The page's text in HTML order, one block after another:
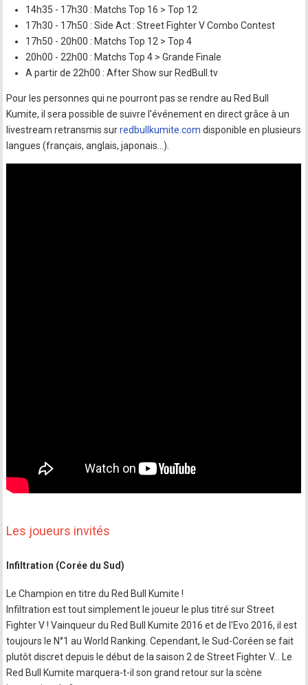
14h35 - 17h30 : Matchs Top 16 > Top 12
17h30 - 17h50 : Side Act : Street Fighter V Combo Contest
17h50 - 20h00 : Matchs Top 12 > Top 4
20h00 - 22h00 : Matchs Top 4 > Grande Finale
A partir de 22h00 : After Show sur RedBull.tv
Pour les personnes qui ne pourront pas se rendre au Red Bull
Kumite, il sera possible de suivre l'événement en direct grâce à un
livestream retransmis surredbullkumite.com disponible en plusieurs
langues (français, anglais, japonais...).
Les joueurs invités
Infiltration (Corée du Sud)
Le Champion en titre du Red Bull Kumite !
Infiltration est tout simplement le joueur le plus titré sur Street
Fighter V ! Vainqueur du Red Bull Kumite 2016 et de l'Evo 2016, il est
toujours le N°1 au World Ranking. Cependant, le Sud-Coréen se fait
plutôt discret depuis le début de la saison 2 de Street Fighter V... Le
Red Bull Kumite marquera-t-il son grand retour sur la scène